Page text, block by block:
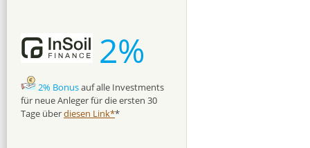
2%
2% Bonusauf alle Investments
für neue Anleger für die ersten 30
Tage überdiesen Link**